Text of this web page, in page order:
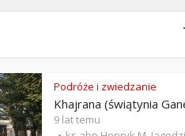
Podróże i zwiedzanie
Khajrana (świątynia
9 lat temu